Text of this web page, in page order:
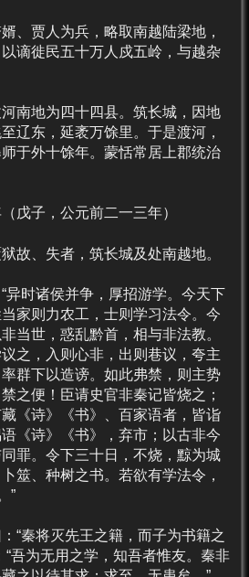
贾人为兵，略取南越陆梁地，
谪徙民五十万人戍五岭，与越杂
地为四十四县。筑长城，因地
辽东，延袤万馀里。于是渡河，
于外十馀年。蒙恬常居上郡统治
子，公元前二一三年）
、失者，筑长城及处南越地。
时诸侯并争，厚招游学。今天下
家则力农工，士则学习法令。今
当世，惑乱黔首，相与非法教。
之，入则心非，出则巷议，夸主
群下以造谤。如此弗禁，则主势
之便！臣请史官非秦记皆烧之；
《诗》《书》、百家语者，皆诣
《诗》《书》，弃市；以古非今
罪。令下三十日，不烧，黥为城
筮、种树之书。若欲有学法令，
”
秦将灭先王之籍，而子为书籍之
“吾为无用之学，知吾者惟友。秦非